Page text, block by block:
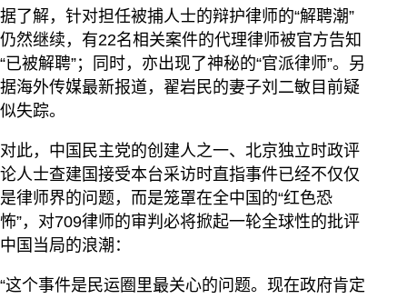
据了解，针对担任被捕人士的辩护律师的“解聘潮”
仍然继续，有22名相关案件的代理律师被官方告知
“已被解聘”；同时，亦出现了神秘的“官派律师”。另
据海外传媒最新报道，翟岩民的妻子刘二敏目前疑
似失踪。
对此，中国民主党的创建人之一、北京独立时政评
论人士查建国接受本台采访时直指事件已经不仅仅
是律师界的问题，而是笼罩在全中国的“红色恐
怖”，对709律师的审判必将掀起一轮全球性的批评
中国当局的浪潮：
“这个事件是民运圈里最关心的问题。现在政府肯定